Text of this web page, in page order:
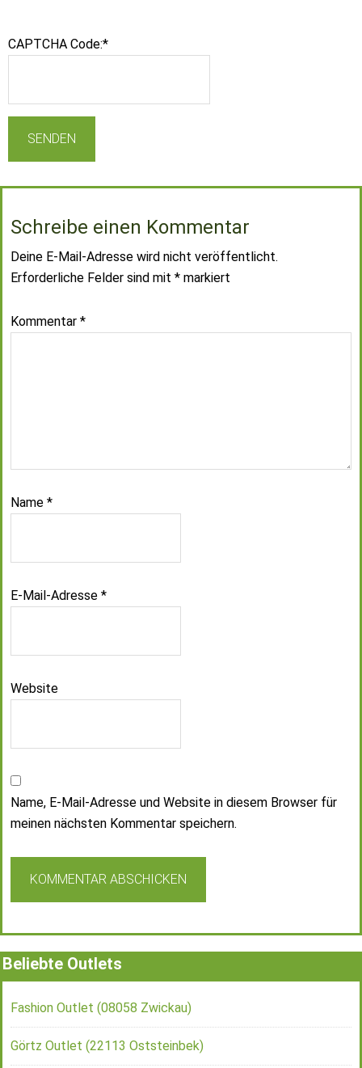
CAPTCHA Code:*
Schreibe einen Kommentar
Deine E-Mail-Adresse wird nicht veröffentlicht.
Erforderliche Felder sind mit * markiert
Kommentar *
Name *
E-Mail-Adresse *
Website
Name, E-Mail-Adresse und Website in diesem Browser für
meinen nächsten Kommentar speichern.
Beliebte Outlets
Fashion Outlet (08058 Zwickau)
Görtz Outlet (22113 Oststeinbek)